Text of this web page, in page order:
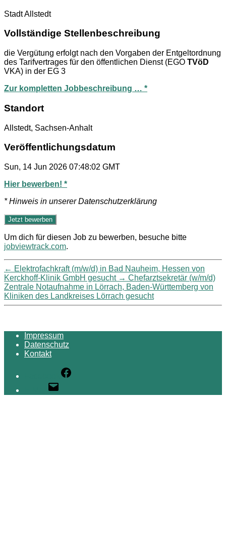
Stadt Allstedt
Vollständige Stellenbeschreibung
die Vergütung erfolgt nach den Vorgaben der Entgeltordnung
des Tarifvertrages für den öffentlichen Dienst (EGO TVöD
VKA) in der EG 3
Zur kompletten Jobbeschreibung … *
Standort
Allstedt, Sachsen-Anhalt
Veröffentlichungsdatum
Sun, 14 Jun 2026 07:48:02 GMT
Hier bewerben! *
* Hinweis in unserer Datenschutzerklärung
Um dich für diesen Job zu bewerben, besuche bitte
jobviewtrack.com.
← Elektrofachkraft (m/w/d) in Bad Nauheim, Hessen von
Kerckhoff-Klinik GmbH gesucht → Chefarztsekretär (w/m/d)
Zentrale Notaufnahme in Lörrach, Baden-Württemberg von
Kliniken des Landkreises Lörrach gesucht
Impressum
Datenschutz
Kontakt